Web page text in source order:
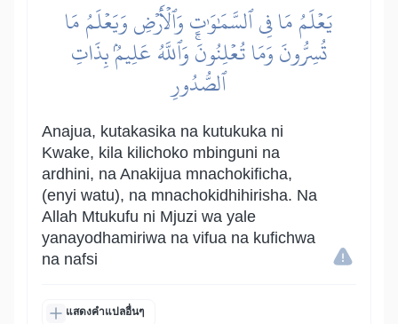
يَعۡلَمُ مَا فِي ٱلسَّمَٰوَٰتِ وَٱلۡأَرۡضِ وَيَعۡلَمُ مَا
تُسِرُّونَ وَمَا تُعۡلِنُونَۚ وَٱللَّهُ عَلِيمُۢ بِذَاتِ
ٱلصُّدُورِ
Anajua, kutakasika na kutukuka ni
Kwake, kila kilichoko mbinguni na
ardhini, na Anakijua mnachokificha,
(enyi watu), na mnachokidhihirisha. Na
Allah Mtukufu ni Mjuzi wa yale
yanayodhamiriwa na vifua na kufichwa
na nafsi
แสดงคำแปลอื่นๆ